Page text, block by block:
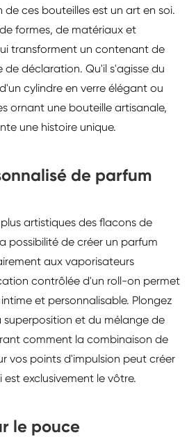
de ces bouteilles est un art en soi.
formes, de matériaux et
transforment un contenant de
de déclaration. Qu'il s'agisse du
cylindre en verre élégant ou
ornant une bouteille artisanale,
une histoire unique.
de parfum
artistiques des flacons de
possibilité de créer un parfum
aux vaporisateurs
contrôlée d'un roll-on permet
et personnalisable. Plongez
superposition et du mélange de
comment la combinaison de
vos points d'impulsion peut créer
exclusivement le vôtre.
le pouce